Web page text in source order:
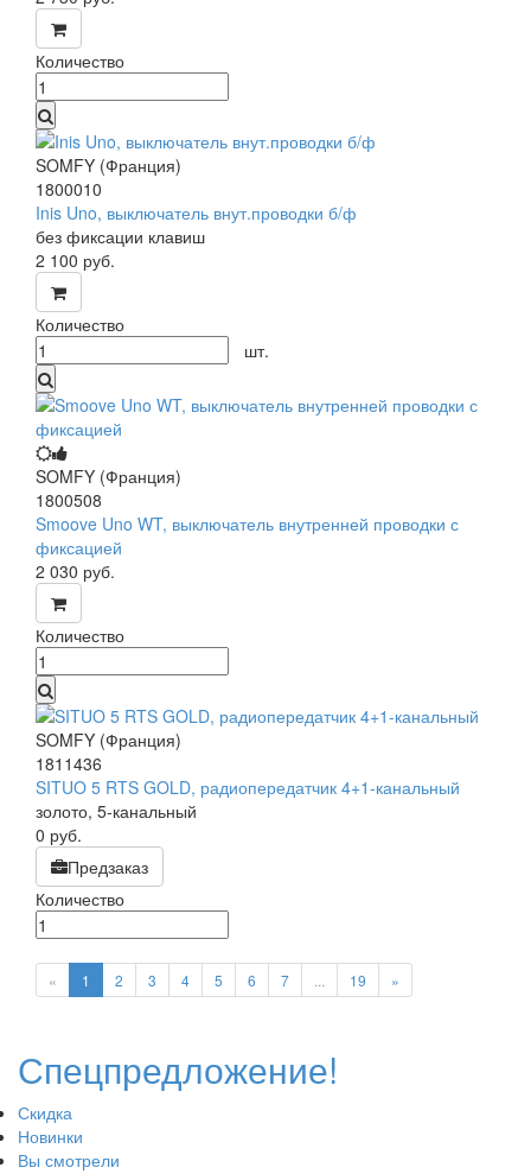
Количество
SOMFY (Франция)
1800010
Inis Uno, выключатель внут.проводки б/ф
без фиксации клавиш
2 100 руб.
Количество
шт.
SOMFY (Франция)
1800508
Smoove Uno WT, выключатель внутренней проводки с
фиксацией
2 030 руб.
Количество
SOMFY (Франция)
1811436
SITUO 5 RTS GOLD, радиопередатчик 4+1-канальный
золото, 5-канальный
0 руб.
Предзаказ
Количество
« 1 2 3 4 5 6 7 19 »
Спецпредложение!
Скидка
Новинки
Вы смотрели